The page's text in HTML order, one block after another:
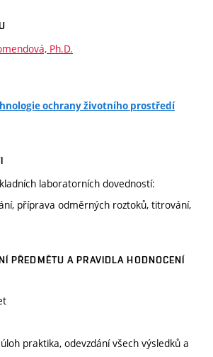
Ph.D.
ochrany životního prostředí
laboratorních dovedností:
příprava odměrných roztoků, titrování,
PŘEDMĚTU A PRAVIDLA HODNOCENÍ
praktika, odevzdání všech výsledků a